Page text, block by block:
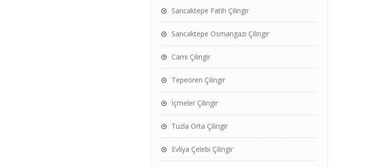
Sancaktepe Fatih Çilingir
Sancaktepe Osmangazi Çilingir
Cami Çilingir
Tepeören Çilingir
İçmeler Çilingir
Tuzla Orta Çilingir
Evliya Çelebi Çilingir